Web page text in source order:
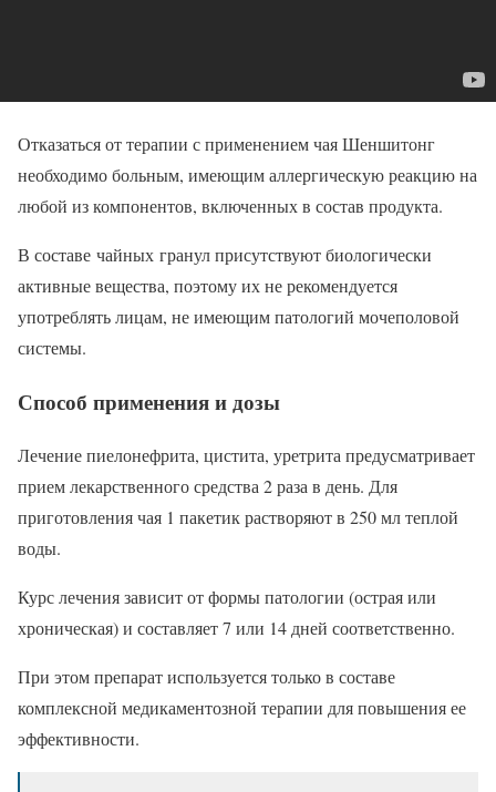
Отказаться от терапии с применением чая Шеншитонг
необходимо больным, имеющим аллергическую реакцию на
любой из компонентов, включенных в состав продукта.
В составе чайных гранул присутствуют биологически
активные вещества, поэтому их не рекомендуется
употреблять лицам, не имеющим патологий мочеполовой
системы.
Способ применения и дозы
Лечение пиелонефрита, цистита, уретрита предусматривает
прием лекарственного средства 2 раза в день. Для
приготовления чая 1 пакетик растворяют в 250 мл теплой
воды.
Курс лечения зависит от формы патологии (острая или
хроническая) и составляет 7 или 14 дней соответственно.
При этом препарат используется только в составе
комплексной медикаментозной терапии для повышения ее
эффективности.